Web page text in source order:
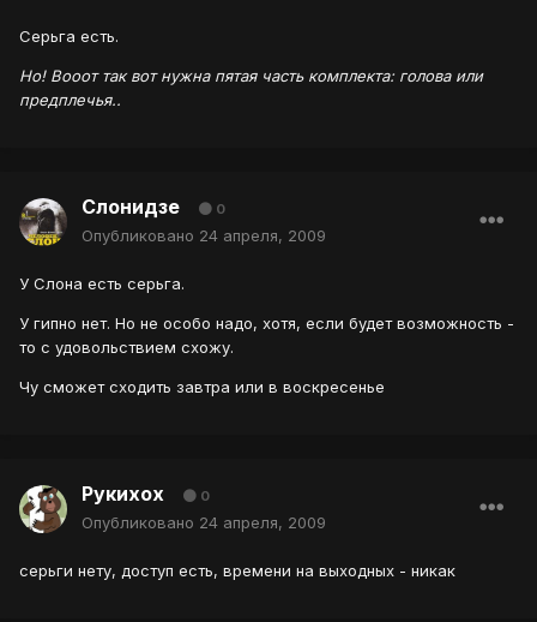
Серьга есть.
Но! Вооот так вот нужна пятая часть комплекта: голова или
предплечья..
Слонидзе 0
Опубликовано 24 апреля, 2009
У Слона есть серьга.
У гипно нет. Но не особо надо, хотя, если будет возможность -
то с удовольствием схожу.
Чу сможет сходить завтра или в воскресенье
Рукихох 0
Опубликовано 24 апреля, 2009
серьги нету, доступ есть, времени на выходных - никак